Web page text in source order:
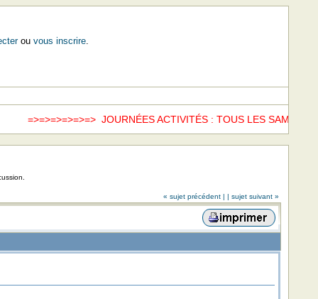
ou vous inscrire.
JOURNÉES ACTIVITÉS : TOUS LES SAMEDIS
« sujet précédent | | sujet suivant »